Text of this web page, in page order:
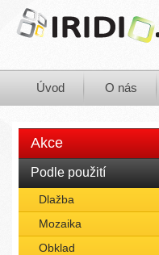
Úvod O nás
Akce
Podle použití
Dlažba
Mozaika
Obklad